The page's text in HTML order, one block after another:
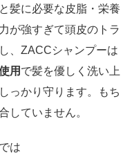
髪に必要な皮脂・栄養
が強すぎて頭皮のトラ
、ZACCシャンプーは
用 で髪を優しく洗い上
っかり守ります。もち
していません。
は